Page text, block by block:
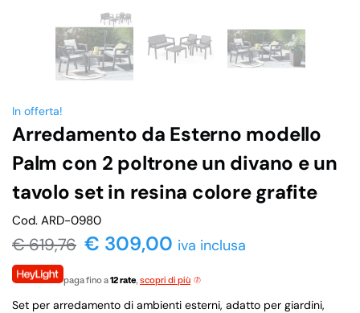
In offerta!
Arredamento da Esterno modello
Palm con 2 poltrone un divano e un
tavolo set in resina colore grafite
Cod. ARD-0980
€619,76 € 309,00 iva inclusa
paga fino a12 rate, scopri di più
Set per arredamento di ambienti esterni, adatto per giardini,